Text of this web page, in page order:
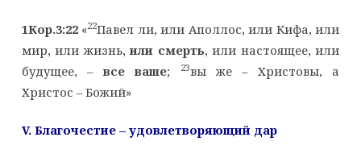
1Кор.3:22«22Павел ли, или Аполлос, или Кифа, или
мир, или жизнь,или смерть, или настоящее, или
будущее, –все ваше; 23вы же – Христовы, а
Христос – Божий»
V. Благочестие – удовлетворяющий дар